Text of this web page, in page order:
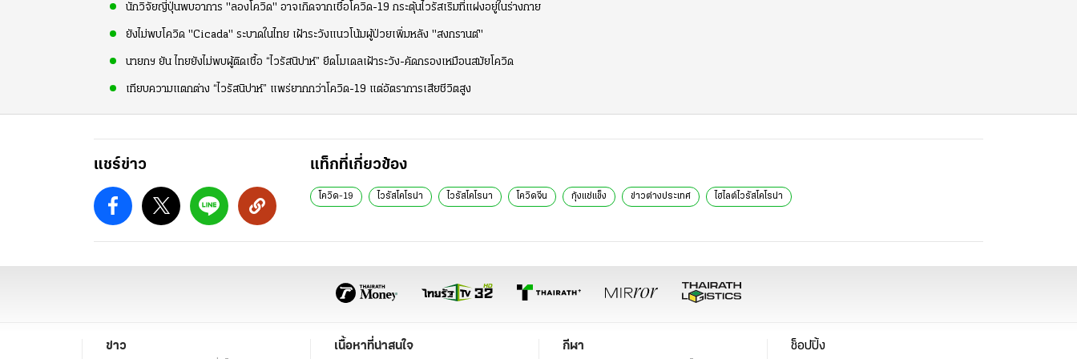
นักวิจัยญี่ปุ่นพบอาการ "ลองโควิด" อาจเกิดจากเชื้อโควิด-19 กระตุ้นไวรัสเริมที่แฝงอยู่ในร่างกาย
ยังไม่พบโควิด "Cicada" ระบาดในไทย เฝ้าระวังแนวโน้มผู้ป่วยเพิ่มหลัง "สงกรานต์"
นายกฯ ยัน ไทยยังไม่พบผู้ติดเชื้อ “ไวรัสนิปาห์” ยึดโมเดลเฝ้าระวัง-คัดกรองเหมือนสมัยโควิด
เทียบความแตกต่าง “ไวรัสนิปาห์” แพร่ยากกว่าโควิด-19 แต่อัตราการเสียชีวิตสูง
แชร์ข่าว แท็กที่เกี่ยวข้อง
โควิด-19 ไวรัสโคโรน่า ไวรัสโคโรนา โควิดจีน กุ้งแช่แข็ง ข่าวต่างประเทศ ไฮไลต์ไวรัสโคโรน่า
ข่าว เนื้อหาที่น่าสนใจ กีฬา ช็อปปิ้ง